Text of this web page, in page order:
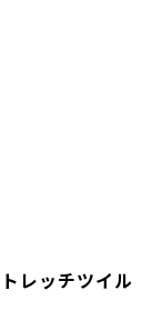
レッチツイル